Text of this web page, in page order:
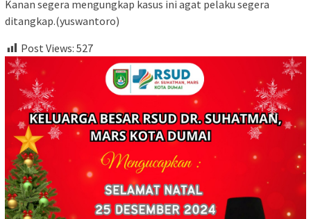
Kanan segera mengungkap kasus ini agat pelaku segera
ditangkap.(yuswantoro)
Post Views: 527